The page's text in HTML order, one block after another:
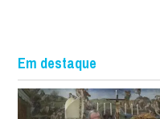
Em destaque